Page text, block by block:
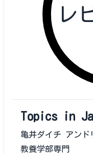
レ
Topics in
亀井ダイチ アンド
教養学部専門